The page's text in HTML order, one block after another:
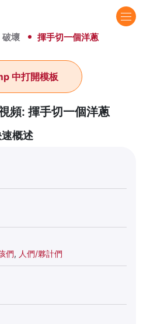
破壞 揮手切一個洋蔥
頻: 揮手切一個洋蔥
中打開模板
概述
們, 人們/夥計們